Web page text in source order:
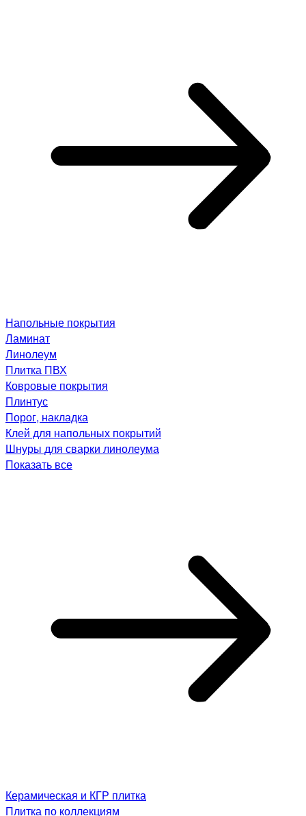
Напольные покрытия
Ламинат
Линолеум
Плитка ПВХ
Ковровые покрытия
Плинтус
Порог, накладка
Клей для напольных покрытий
Шнуры для сварки линолеума
Показать все
Керамическая и КГР плитка
Плитка по коллекциям